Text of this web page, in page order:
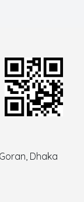
Goran, Dhaka